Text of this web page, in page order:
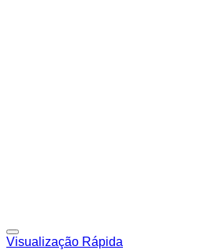
Visualização Rápida